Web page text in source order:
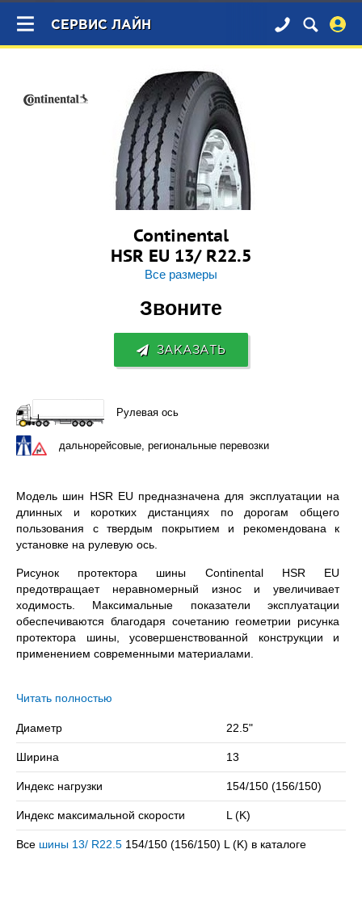
×
СЕРВИС ЛАЙН
Continental
HSR EU 13/ R22.5
Все размеры
Звоните
ЗАКАЗАТЬ
Рулевая ось
дальнорейсовые, региональные перевозки
Модель шин HSR EU предназначена для эксплуатации на
длинных и коротких дистанциях по дорогам общего
пользования с твердым покрытием и рекомендована к
установке на рулевую ось.
Рисунок протектора шины Continental HSR EU
предотвращает неравномерный износ и увеличивает
ходимость. Максимальные показатели эксплуатации
обеспечиваются благодаря сочетанию геометрии рисунка
протектора шины, усовершенствованной конструкции и
применением современными материалами.
шина с допустимой нагрузкой 3750 кг. на колесо и
Сомневаетесь в выборе? Позвоните нам – подберем
подходящий вариант!
Читать полностью
Диаметр 22.5"
Ширина 13
Индекс нагрузки 154/150 (156/150)
Индекс максимальной скорости L (K)
Все шины 13/ R22.5 154/150 (156/150) L (K) в каталоге